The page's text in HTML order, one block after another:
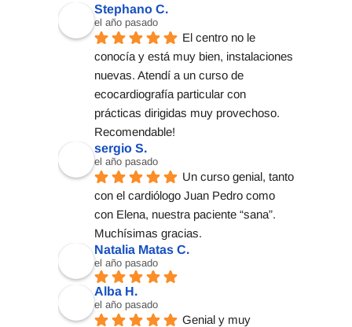
Stephano C.
el año pasado
El centro no le
conocía y está muy bien, instalaciones
nuevas. Atendí a un curso de
ecocardiografía particular con
prácticas dirigidas muy provechoso.
Recomendable!
sergio S.
el año pasado
Un curso genial, tanto
con el cardiólogo Juan Pedro como
con Elena, nuestra paciente “sana”.
Muchísimas gracias.
Natalia Matas C.
el año pasado
Alba H.
el año pasado
Genial y muy